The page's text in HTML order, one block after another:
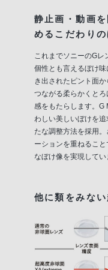
静止画・動画
めるこだわり
これまでソニーのGレ
個性とも言えるぼけ
き出されたピント面
つながる柔らかくと
感をもたらします。G
わしい美しいぼけを
たな調整方法を採用
ーションを重ねるこ
なぼけ像を実現してい
他に類をみな